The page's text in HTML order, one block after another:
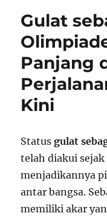
Gulat
Panjang
Kini
Statusgulat
telah diakui
menjadikannya
antar bangsa.
memiliki akar